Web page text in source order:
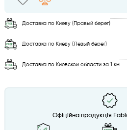
Доставка по Киеву (Правый берег)
Доставка по Киеву (Левый берег)
Доставка по Киевской области за 1 км
Офіційна продукція